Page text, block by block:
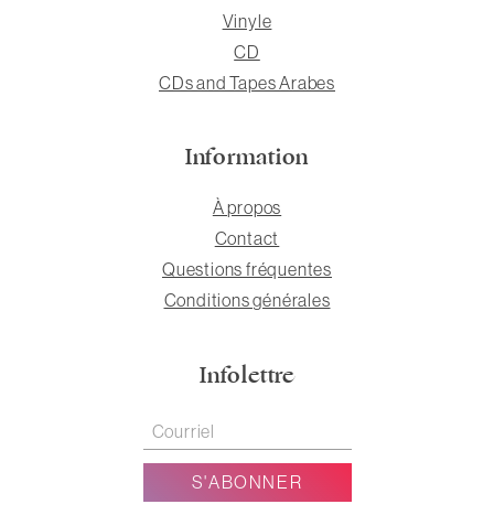
Vinyle
CD
CDs and Tapes Arabes
Information
À propos
Contact
Questions fréquentes
Conditions générales
Infolettre